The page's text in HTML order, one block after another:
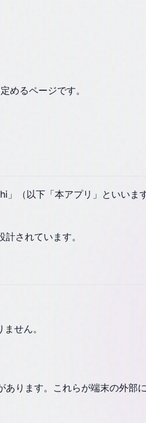
めるページです。
（以下「本アプリ」といい
されています。
せん。
あります。これらが端末の外部